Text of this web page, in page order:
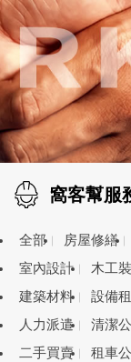
窩客幫服
全部 房屋修繕
室內設計
木工
建築材料
設備
人力派遣
清潔
二手買賣
租車